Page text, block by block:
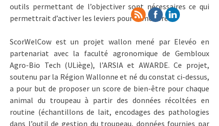
outils permettant de l’objectiver sont nécessaires ce qui
permettrait d’activer les leviers pour l’améliorer.
ScorWelCow est un projet wallon mené par Elevéo en
partenariat avec la faculté agronomique de Gembloux
Agro-Bio Tech (ULiège), l’ARSIA et AWARDE. Ce projet,
soutenu par la Région Wallonne et né du constat ci-dessus,
a pour but de proposer un score de bien-être pour chaque
animal du troupeau à partir des données récoltées en
routine (échantillons de lait, encodages des pathologies
dans l’outil de gestion du troupeau, données fournies par